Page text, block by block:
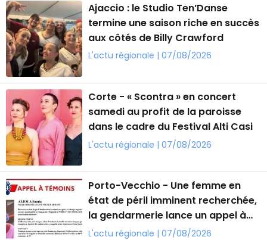
Ajaccio : le Studio Ten’Danse
termine une saison riche en succès
aux côtés de Billy Crawford
L'actu régionale | 07/08/2026
Corte - « Scontra » en concert
samedi au profit de la paroisse
dans le cadre du Festival Alti Casi
L'actu régionale | 07/08/2026
Porto-Vecchio - Une femme en
état de péril imminent recherchée,
la gendarmerie lance un appel à
témoins
L'actu régionale | 07/08/2026